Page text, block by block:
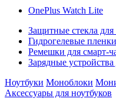
OnePlus Watch Lite
Защитные стекла для
Гидрогелевые
Ремешки для смарт-
Зарядные устройства
Ноутбуки Моноблоки
Аксессуары для ноутбуков